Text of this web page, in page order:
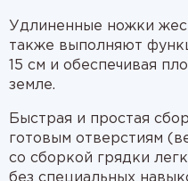
Удлиненные ножки
также выполняют
15 см и обеспечивая
земле.
Быстрая и простая
готовым отверстиям
со сборкой грядки
без специальных